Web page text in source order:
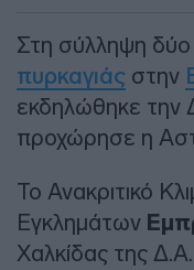
Στη σύλληψη δύο
πυρκαγιάς στην
εκδηλώθηκε την
προχώρησε η
Το Ανακριτικό
Εγκλημάτων
Χαλκίδας της